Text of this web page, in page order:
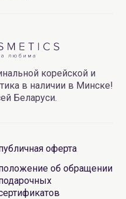
корейской и
в наличии в Минске!
Беларуси.
оферта
об обращении